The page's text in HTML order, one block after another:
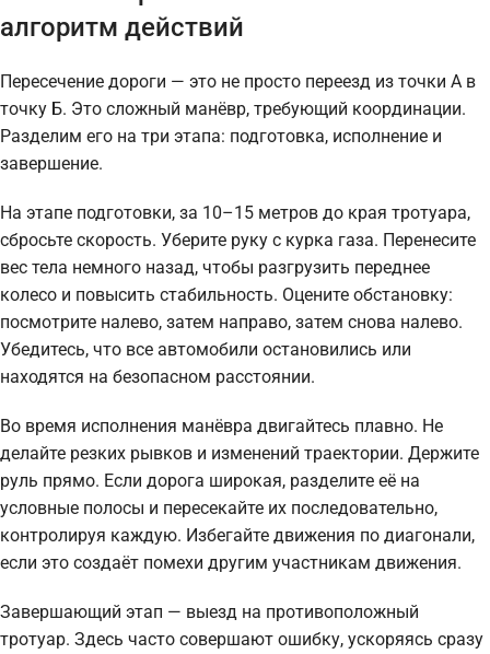
алгоритм действий
Пересечение дороги — это не просто переезд из точки А в
точку Б. Это сложный манёвр, требующий координации.
Разделим его на три этапа: подготовка, исполнение и
завершение.
На этапе подготовки, за 10–15 метров до края тротуара,
сбросьте скорость. Уберите руку с курка газа. Перенесите
вес тела немного назад, чтобы разгрузить переднее
колесо и повысить стабильность. Оцените обстановку:
посмотрите налево, затем направо, затем снова налево.
Убедитесь, что все автомобили остановились или
находятся на безопасном расстоянии.
Во время исполнения манёвра двигайтесь плавно. Не
делайте резких рывков и изменений траектории. Держите
руль прямо. Если дорога широкая, разделите её на
условные полосы и пересекайте их последовательно,
контролируя каждую. Избегайте движения по диагонали,
если это создаёт помехи другим участникам движения.
Завершающий этап — выезд на противоположный
тротуар. Здесь часто совершают ошибку, ускоряясь сразу